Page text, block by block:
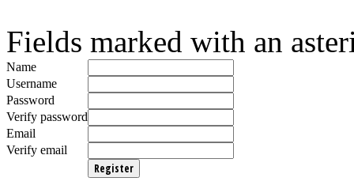
Fields marked with an
Name
Username
Password
Verify password
Email
Verify email
Register